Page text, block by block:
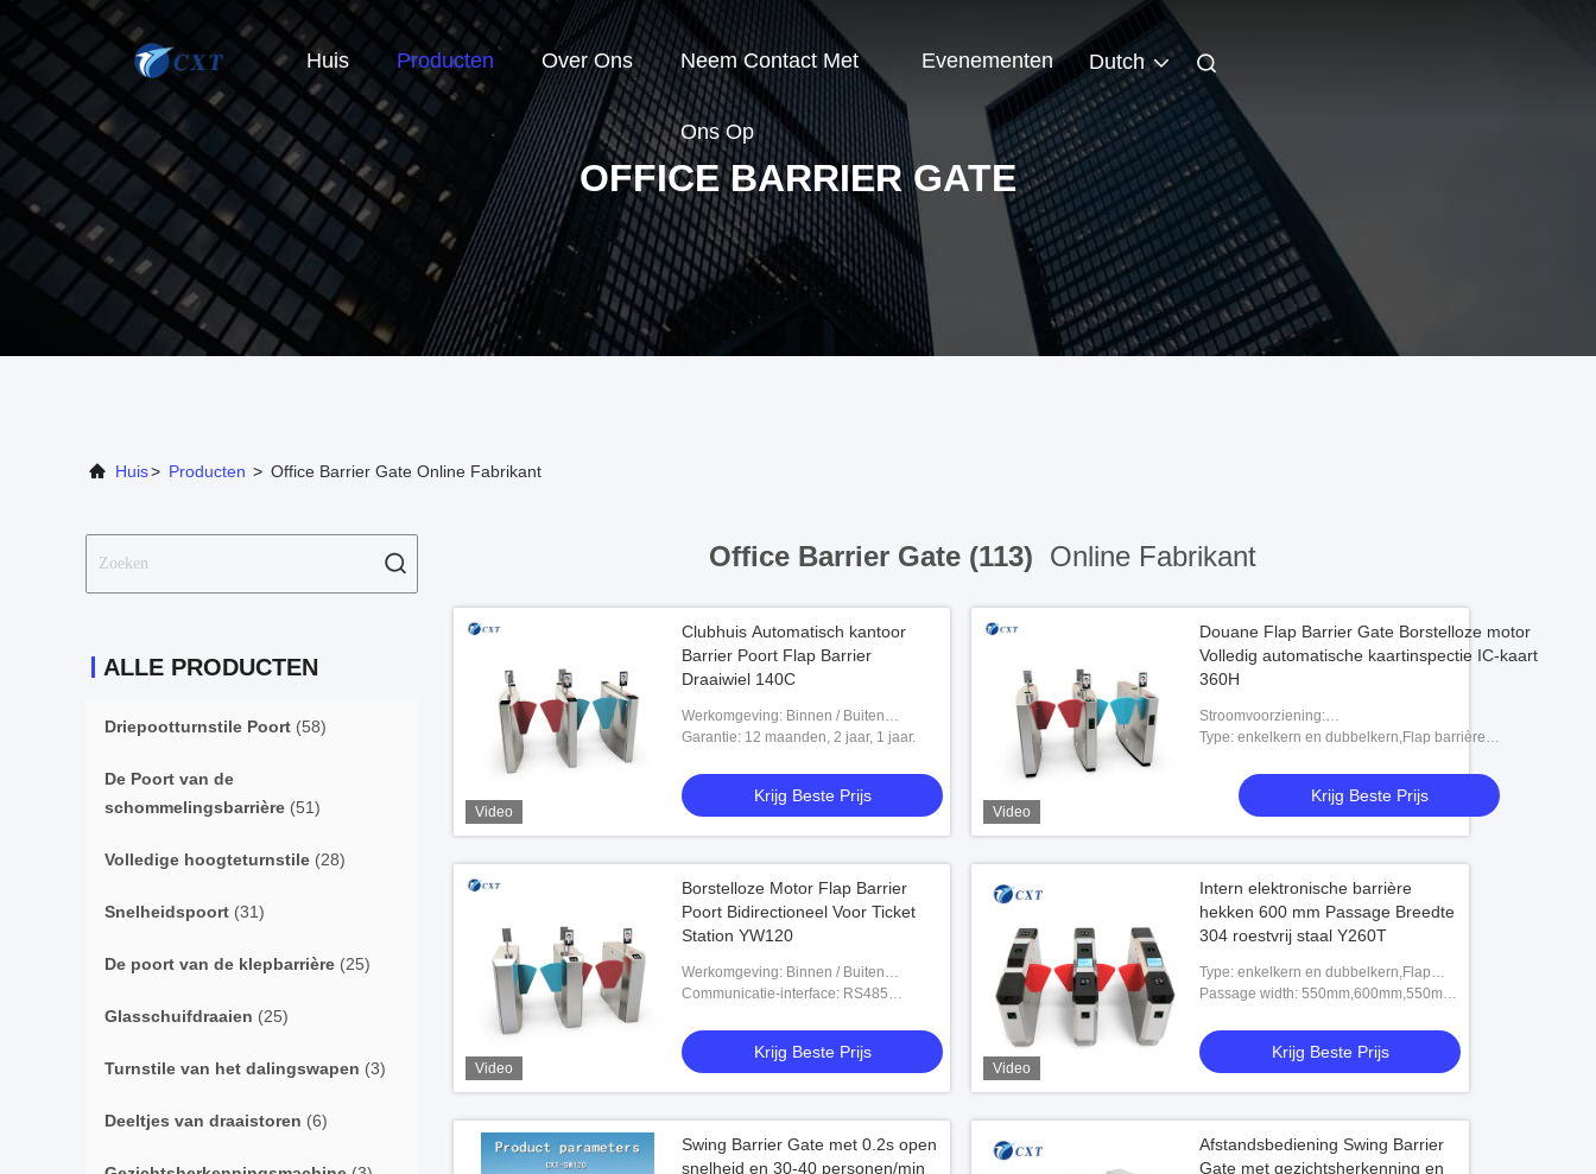
Huis Producten Over Ons Neem Contact Met
Ons Op
Evenementen Dutch
OFFICE BARRIER GATE
Huis> Producten > Office Barrier Gate Online Fabrikant
ALLE PRODUCTEN
Driepootturnstile Poort (58)
De Poort van de
schommelingsbarrière (51)
Volledige hoogteturnstile (28)
Snelheidspoort (31)
De poort van de klepbarrière (25)
Glasschuifdraaien (25)
Turnstile van het dalingswapen (3)
Deeltjes van draaistoren (6)
Office Barrier Gate (113) Online Fabrikant
Video
Clubhuis Automatisch kantoor
Barrier Poort Flap Barrier
Draaiwiel 140C
Werkomgeving: Binnen / Buiten
(Beschut), niet-berijpt, -30°C tot +55°C;
dan 95
Garantie: 12 maanden, 2 jaar, 1 jaar.
Krijg Beste Prijs
Video
Douane Flap Barrier Gate Borstelloze motor
Volledig automatische kaartinspectie IC-kaart
360H
Stroomvoorziening:
AC220V/110V,AC220V,AC220V/50Hz,50/60Hz,220V
Type: enkelkern en dubbelkern,Flap barrière
draaibank,Volledig au
Krijg Beste Prijs
Video
Borstelloze Motor Flap Barrier
Poort Bidirectioneel Voor Ticket
Station YW120
Werkomgeving: Binnen / Buiten
(Beschut), niet-berijpt, -30°C tot +55°C;
dan 95
Communicatie-interface: RS485
Signal,RS485/IP/TCP,TCP/IP
Krijg Beste Prijs
Video
Intern elektronische barrière
hekken 600 mm Passage Breedte
304 roestvrij staal Y260T
Type: enkelkern en dubbelkern,Flap
barrière gate,Volledig automatische
Passage width: 550mm,600mm,550mm
Krijg Beste Prijs
Swing Barrier Gate met 0.2s open
snelheid en 30-40 personen/min
Afstandsbediening Swing Barrier
Gate met gezichtsherkenning en